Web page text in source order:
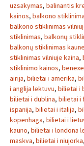
uzsakymas, balinantis
kainos, balkono
balkono stiklinimas
stiklinimas, balkonų
balkonų stiklinimas kaune
stiklinimas vilniuje kaina,
stiklinimo kainos,
airija, bilietai i amerika,
i anglija lektuvu, bilietai i
bilietai i dublina, bilietai i
ispanija, bilietai i italija,
kopenhaga, bilietai i
kauno, bilietai i londona
maskva, bilietai i niujorka,